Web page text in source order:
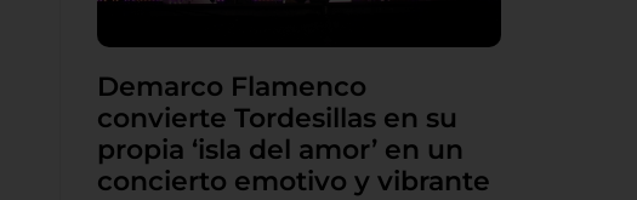
Demarco Flamenco
convierte Tordesillas en su
propia ‘isla del amor’ en un
concierto emotivo y vibrante